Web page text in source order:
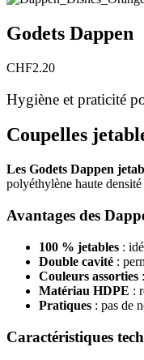
Godets Dappen
CHF2.20
Hygiène et praticité
Coupelles
Les Godets Dappen
polyéthylène haute
Avantages des
100 % jetables :
Double cavité :
Couleurs assorties
Matériau HDPE :
Pratiques : pas de
Caractéristiques